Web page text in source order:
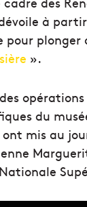
à
pour plonger
».
du
mis au